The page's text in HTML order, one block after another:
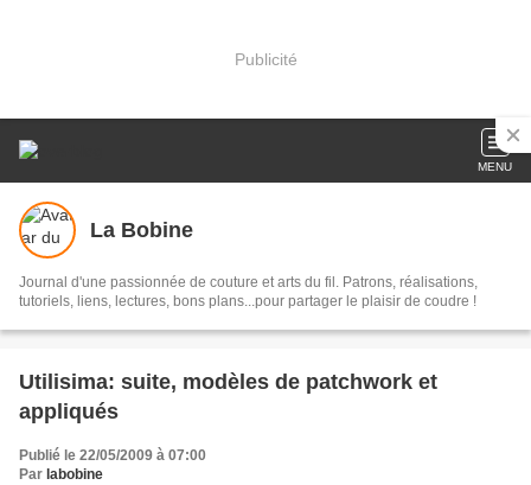
Publicité
MENU
La Bobine
Journal d'une passionnée de couture et arts du fil. Patrons, réalisations,
tutoriels, liens, lectures, bons plans...pour partager le plaisir de coudre !
Utilisima: suite, modèles de patchwork et
appliqués
Publié le 22/05/2009 à 07:00
Par labobine